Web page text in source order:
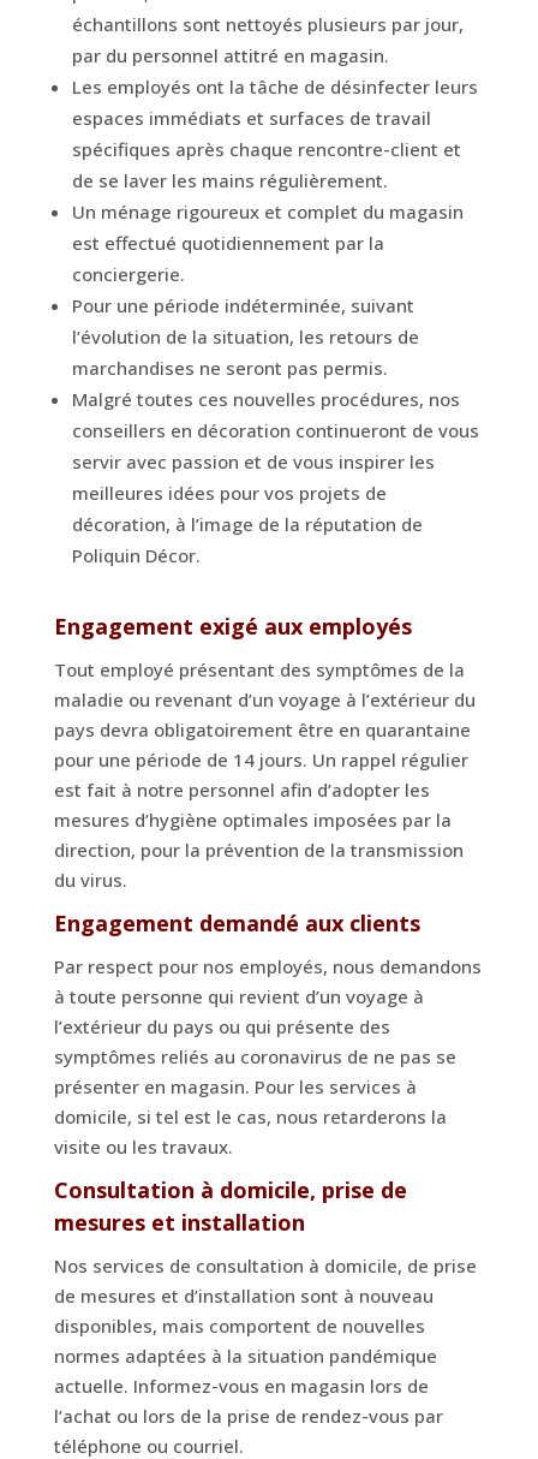
échantillons sont nettoyés plusieurs par jour,
par du personnel attitré en magasin.
Les employés ont la tâche de désinfecter leurs
espaces immédiats et surfaces de travail
spécifiques après chaque rencontre-client et
de se laver les mains régulièrement.
Un ménage rigoureux et complet du magasin
est effectué quotidiennement par la
conciergerie.
Pour une période indéterminée, suivant
l’évolution de la situation, les retours de
marchandises ne seront pas permis.
Malgré toutes ces nouvelles procédures, nos
conseillers en décoration continueront de vous
servir avec passion et de vous inspirer les
meilleures idées pour vos projets de
décoration, à l’image de la réputation de
Poliquin Décor.
Engagement exigé aux employés
Tout employé présentant des symptômes de la
maladie ou revenant d’un voyage à l’extérieur du
pays devra obligatoirement être en quarantaine
pour une période de 14 jours. Un rappel régulier
est fait à notre personnel afin d’adopter les
mesures d’hygiène optimales imposées par la
direction, pour la prévention de la transmission
du virus.
Engagement demandé aux clients
Par respect pour nos employés, nous demandons
à toute personne qui revient d’un voyage à
l’extérieur du pays ou qui présente des
symptômes reliés au coronavirus de ne pas se
présenter en magasin. Pour les services à
domicile, si tel est le cas, nous retarderons la
visite ou les travaux.
Consultation à domicile, prise de
mesures et installation
Nos services de consultation à domicile, de prise
de mesures et d’installation sont à nouveau
disponibles, mais comportent de nouvelles
normes adaptées à la situation pandémique
actuelle. Informez-vous en magasin lors de
l’achat ou lors de la prise de rendez-vous par
téléphone ou courriel.